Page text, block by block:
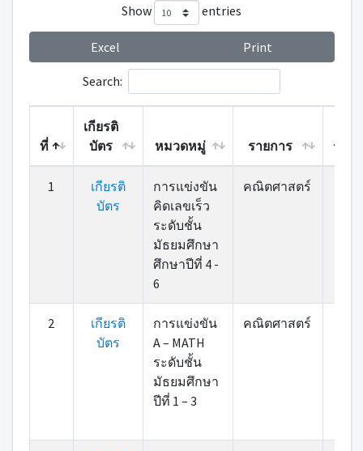
Show entries
Excel Print
Search:
ที่
เกียรติ
บัตร
หมวดหมู่ รายการ
ราง
เกียรติ
บัตร
หมวดหมู่ รายการ
1
เกียรติ
บัตร
การแข่งขัน
คิดเลขเร็ว
ระดับชั้น
มัธยมศึกษา
ศึกษาปีที่ 4 -
6
คณิตศาสตร์
2
เกียรติ
บัตร
การแข่งขัน
A – MATH
ระดับชั้น
มัธยมศึกษา
ปีที่ 1 – 3
คณิตศาสตร์